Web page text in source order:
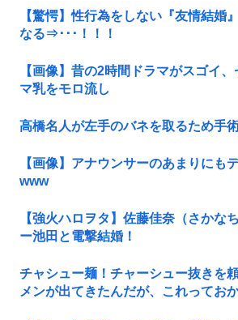
【驚愕】性行為をしない『友情結婚
なる⇒･･･！！！
【画像】昔の2時間ドラマがスゴイ
マ乳をモロ流し
高橋名人が左手のバネを取るため手
【画像】アナウンサーのあまりにも
www
【強火ハロヲタ】佐藤佳奈（さかな
ー池田と電撃結婚！
チャシュー麺！チャーシュー抜きを
メンが出てきたんだが、これってお